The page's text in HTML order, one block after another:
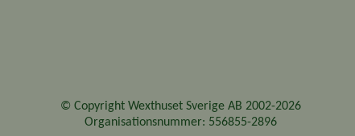
© Copyright Wexthuset Sverige AB 2002-2026
Organisationsnummer: 556855-2896